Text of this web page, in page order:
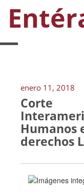
enero 11, 2018
Corte
Humanos
derechos